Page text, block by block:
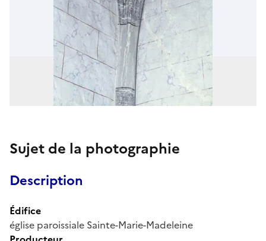
Sujet de la photographie
Description
Édifice
église paroissiale Sainte-Marie-Madeleine